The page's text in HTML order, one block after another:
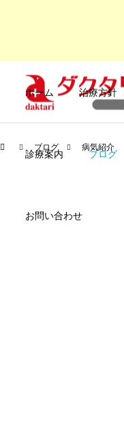
ホーム 治療方針
診療案内 ブログ
お問い合わせ
犬の診療
ブログ 病気紹介